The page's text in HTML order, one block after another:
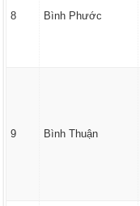
8 Bình Phước
9 Bình Thuận